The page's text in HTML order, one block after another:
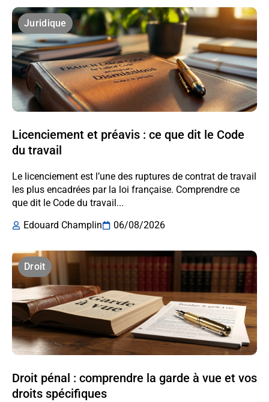
Juridique
Licenciement et préavis : ce que dit le Code
du travail
Le licenciement est l’une des ruptures de contrat de travail
les plus encadrées par la loi française. Comprendre ce
que dit le Code du travail...
Edouard Champlin
06/08/2026
Droit
Droit pénal : comprendre la garde à vue et vos
droits spécifiques